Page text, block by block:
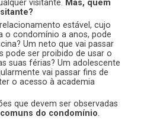
visitante. Mas, quem
estável, cujo
o condomínio a anos, pode
Um neto que vai passar
pode ser proibido de usar o
suas férias? Um adolescente
vai passar fins de
o acesso à academia
que devem ser observadas
do condomínio